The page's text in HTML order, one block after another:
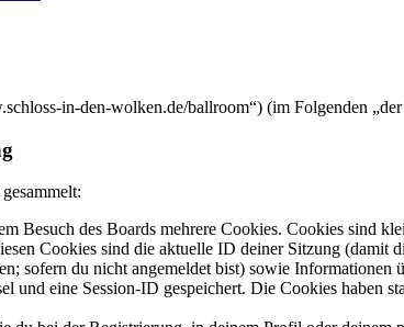
in-den-wolken.de/ballroom“) (im Folgenden
Besuch des Boards mehrere Cookies. Cookies sind
Cookies sind die aktuelle ID deiner Sitzung
sofern du nicht angemeldet bist) sowie
und eine Session-ID gespeichert. Die Cookies